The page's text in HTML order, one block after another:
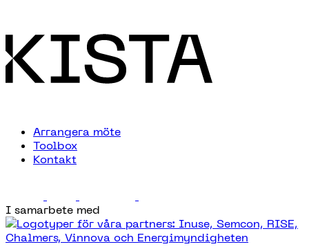
Arrangera möte
Toolbox
Kontakt
I samarbete med